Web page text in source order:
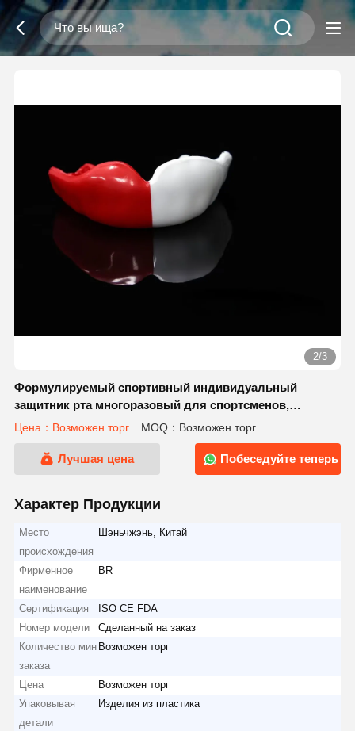
2/3
Формулируемый спортивный индивидуальный
защитник рта многоразовый для спортсменов,
требующих защиты рта
Цена：Возможен торг MOQ：Возможен торг
Лучшая цена Побеседуйте теперь
Характер Продукции
Место
происхождения
Шэньчжэнь, Китай
Фирменное
наименование
BR
Сертификация
ISO CE FDA
Номер модели
Сделанный на заказ
Количество мин
заказа
Возможен торг
Цена
Возможен торг
Упаковывая
детали
Изделия из пластика